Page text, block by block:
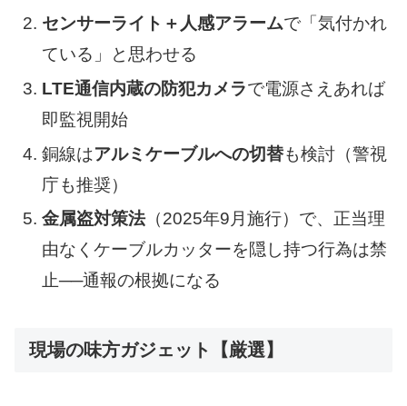
センサーライト＋人感アラームで「気付かれ
ている」と思わせる
LTE通信内蔵の防犯カメラで電源さえあれば
即監視開始
銅線はアルミケーブルへの切替も検討（警視
庁も推奨）
金属盗対策法（2025年9月施行）で、正当理
由なくケーブルカッターを隠し持つ行為は禁
止──通報の根拠になる
現場の味方ガジェット【厳選】